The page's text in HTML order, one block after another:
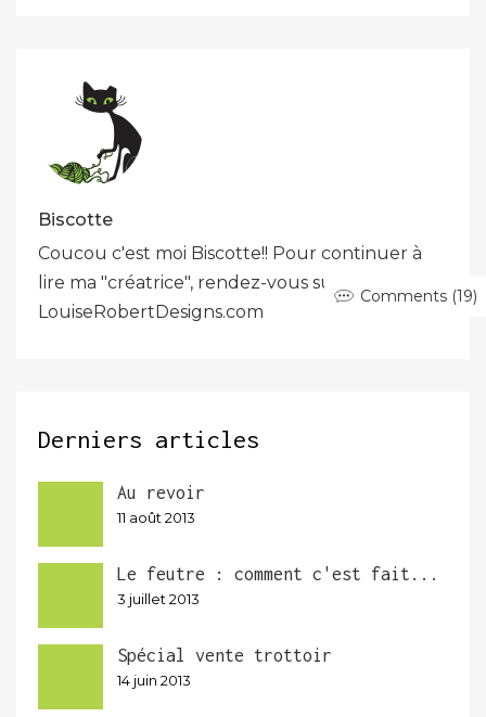
Biscotte
Coucou c'est moi Biscotte!! Pour continuer à
lire ma "créatrice", rendez-vous sur
LouiseRobertDesigns.com
Derniers articles
Au revoir
11 août 2013
Le feutre : comment c'est fait...
3 juillet 2013
Spécial vente trottoir
14 juin 2013
Comments (19)